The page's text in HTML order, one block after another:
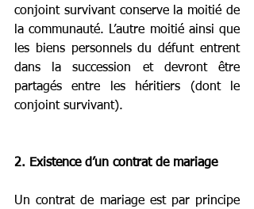
conjoint survivant conserve la moitié de
la communauté. L’autre moitié ainsi que
les biens personnels du défunt entrent
dans la succession et devront être
partagés entre les héritiers (dont le
conjoint survivant).
2. Existence d’un contrat de mariage
Un contrat de mariage est par principe